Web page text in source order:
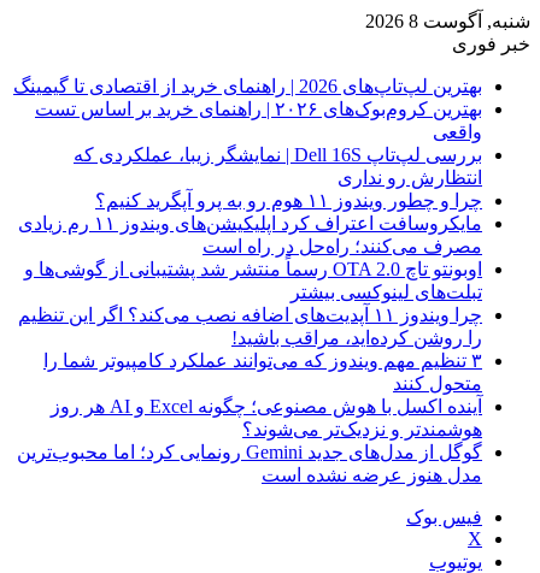
شنبه, آگوست 8 2026
خبر فوری
بهترین لپ‌تاپ‌های 2026 | راهنمای خرید از اقتصادی تا گیمینگ
بهترین کروم‌بوک‌های ۲۰۲۶ | راهنمای خرید بر اساس تست
واقعی
بررسی لپ‌تاپ Dell 16S | نمایشگر زیبا، عملکردی که
انتظارش رو نداری
چرا و چطور ویندوز ۱۱ هوم رو به پرو آپگرید کنیم؟
مایکروسافت اعتراف کرد اپلیکیشن‌های ویندوز ۱۱ رم زیادی
مصرف می‌کنند؛ راه‌حل در راه است
اوبونتو تاچ OTA 2.0 رسماً منتشر شد پشتیبانی از گوشی‌ها و
تبلت‌های لینوکسی بیشتر
چرا ویندوز ۱۱ آپدیت‌های اضافه نصب می‌کند؟ اگر این تنظیم
را روشن کرده‌اید، مراقب باشید!
۳ تنظیم مهم ویندوز که می‌توانند عملکرد کامپیوتر شما را
متحول کنند
آینده اکسل با هوش مصنوعی؛ چگونه Excel و AI هر روز
هوشمندتر و نزدیک‌تر می‌شوند؟
گوگل از مدل‌های جدید Gemini رونمایی کرد؛ اما محبوب‌ترین
مدل هنوز عرضه نشده است
فیس بوک
X
یوتیوب